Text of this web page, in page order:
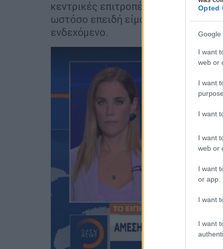
Opted
Google
I want
web or
I want
I want
I want
web or
I want
or app.
I want
I want
κεντρικές επιτροπές του ΣΥΡΙΖΑ οι
ωστόσο επειδή είμαστε σε μία
ενδεχόμενο.